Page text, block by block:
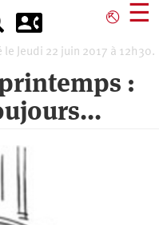
⎋ ☰
le Jeudi 22 juin 2017 à 12h30.
: